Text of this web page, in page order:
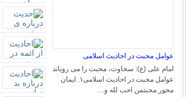
عوامل محبت در احادیث اسلامى
امام علی (ع): سخاوت، محبت را مى رویاند
عوامل محبت در احادیث اسلامى۱. ایمان
محور محبتمن احب لله و…